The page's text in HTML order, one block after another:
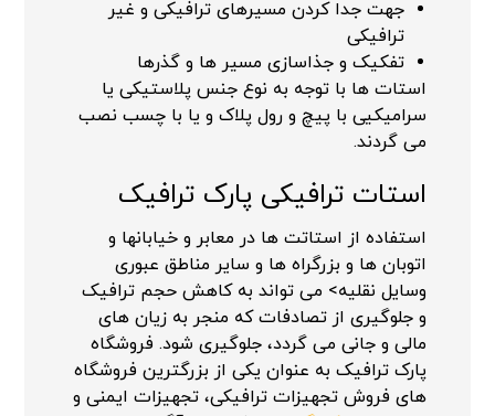
جهت جدا کردن مسیرهای ترافیکی و غیر
ترافیکی
تفکیک و جذاسازی مسیر ها و گذرها
استات ها با توجه به نوع جنس پلاستیکی یا
سرامیکیی با پیچ و رول پلاک و یا با چسب نصب
می گردند.
استات ترافیکی پارک ترافیک
استفاده از استاتت ها در معابر و خیابانها و
اتوبان ها و بزرگراه ها و سایر مناطق عبوری
وسایل نقلیه> می تواند به کاهش حجم ترافیک
و جلوگیری از تصادفات که منجر به زیان های
مالی و جانی می گردد، جلوگیری شود. فروشگاه
پارک ترافیک به عنوان یکی از بزرگترین فروشگاه
های فروش تجهیزات ترافیکی، تجهیزات ایمنی و